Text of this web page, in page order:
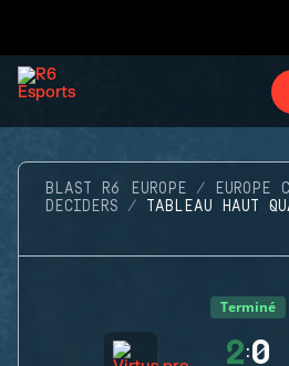
BLAST R6 EUROPE
EUROPE
DECIDERS
TABLEAU HAUT
Terminé
2:0